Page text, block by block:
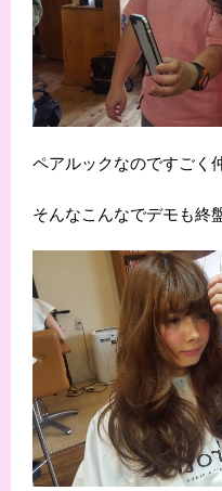
ペアルックなのですごく
そんなこんなでデモも終